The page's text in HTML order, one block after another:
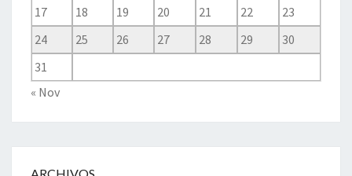
17
18 19 20 21 22
23
24
25 26 27 28 29
30
31
« Nov